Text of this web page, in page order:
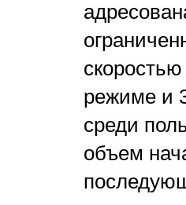
режиме и
среди
объем